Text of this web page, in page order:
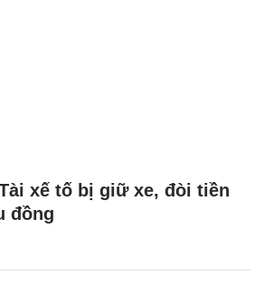
xế tố bị giữ xe, đòi tiền
đồng